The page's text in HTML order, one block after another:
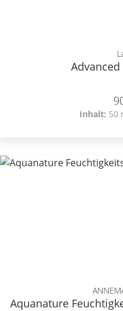
Inhalt: 50
Aquanature